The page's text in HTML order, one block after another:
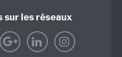
sur les réseaux